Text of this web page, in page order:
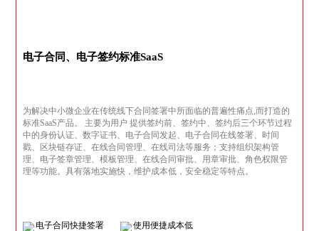
电子合同、电子签约标准SaaS
为解决中小微企业在传统线下合同签署中所面临的普遍性痛点,而打造的
标准SaaS产品。 主要为用户 提供签约前、签约中、签约后三个环节过程
中的身份认证、数字证书、电子合同发起、电子合同在线签署、时间
戳、区块链存证、在线合同管理、在线司法等服务；支持组织架构管
理、电子签章管理、模板管理、在线合同审批、用章审批、角色权限管
理等功能。具有落地实施快，维护成本低，安全稳定等特点。
电子合同快捷签署 使用便捷成本低